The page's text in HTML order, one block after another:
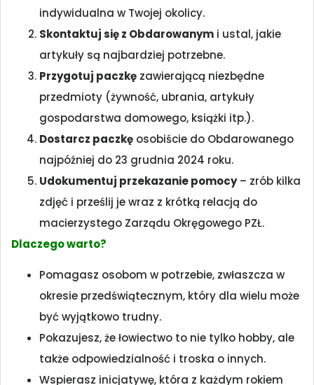
indywidualna w Twojej okolicy.
Skontaktuj się z Obdarowanym i ustal, jakie
artykuły są najbardziej potrzebne.
Przygotuj paczkę zawierającą niezbędne
przedmioty (żywność, ubrania, artykuły
gospodarstwa domowego, książki itp.).
Dostarcz paczkę osobiście do Obdarowanego
najpóźniej do 23 grudnia 2024 roku.
Udokumentuj przekazanie pomocy– zrób kilka
zdjęć i prześlij je wraz z krótką relacją do
macierzystego Zarządu Okręgowego PZŁ.
Dlaczego warto?
Pomagasz osobom w potrzebie, zwłaszcza w
okresie przedświątecznym, który dla wielu może
być wyjątkowo trudny.
Pokazujesz, że łowiectwo to nie tylko hobby, ale
także odpowiedzialność i troska o innych.
Wspierasz inicjatywę, która z każdym rokiem